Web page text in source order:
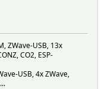
ZWave-USB, 13x
CO2, ESP-
USB, 4x ZWave,